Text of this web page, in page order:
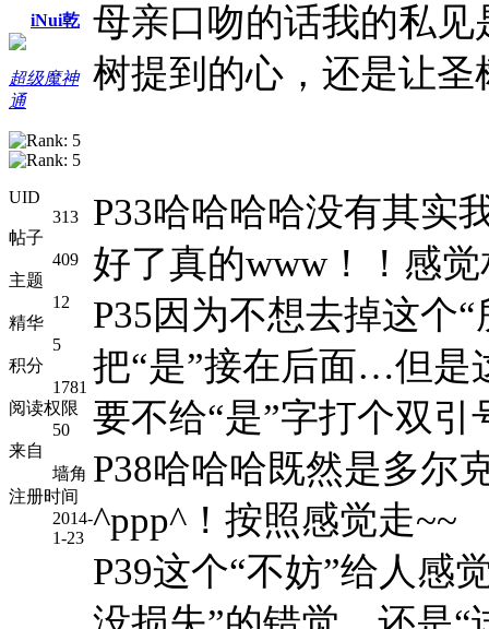
iNui乾
超级魔神
通
UID
313
帖子
409
主题
12
精华
5
积分
1781
阅读权限
50
来自
墙角
注册时间
2014-
1-23
母亲口吻的话我的私见
树提到的心，还是让
P33哈哈哈哈没有其实
好了真的www！！感
P35因为不想去掉这个
把“是”接在后面…但是
要不给“是”字打个双引
P38哈哈哈既然是多尔
^ppp^！按照感觉走~~
P39这个“不妨”给人感